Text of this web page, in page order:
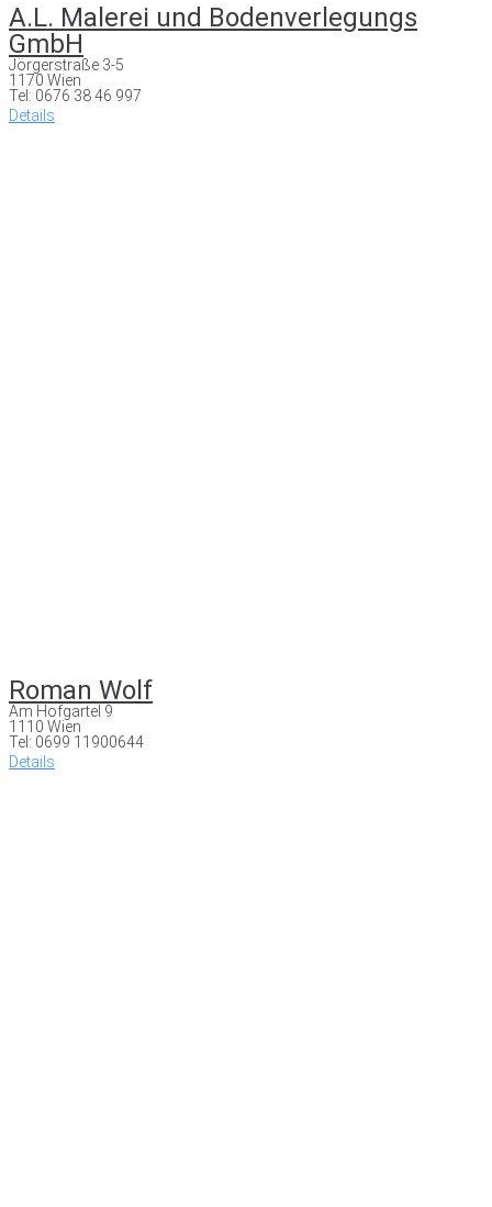
A.L. Malerei und Bodenverlegungs
GmbH
Jörgerstraße 3-5
1170 Wien
Tel: 0676 38 46 997
Details
Roman Wolf
Am Hofgartel 9
1110 Wien
Tel: 0699 11900644
Details